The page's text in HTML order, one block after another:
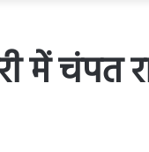
में चंपत